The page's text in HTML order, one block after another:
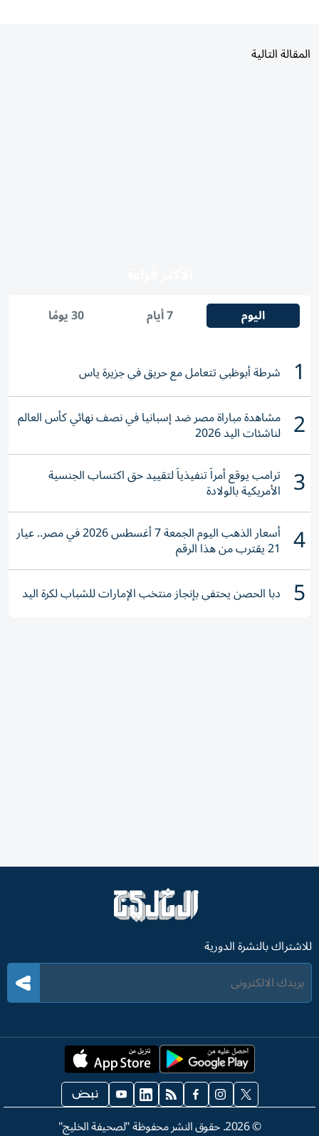
المقالة التالية
اليوم 7 أيام 30 يومًا
1 شرطة أبوظبي تتعامل مع حريق في جزيرة ياس
2 مشاهدة مباراة مصر ضد إسبانيا في نصف نهائي كأس العالم
لناشئات اليد 2026
3 ترامب يوقع أمراً تنفيذياً لتقييد حق اكتساب الجنسية
الأمريكية بالولادة
4 أسعار الذهب اليوم الجمعة 7 أغسطس 2026 في مصر.. عيار
21 يقترب من هذا الرقم
5 دبا الحصن يحتفي بإنجاز منتخب الإمارات للشباب لكرة اليد
للاشتراك بالنشرة الدورية
©
2026. حقوق النشر محفوظة "لصحيفة الخليج"